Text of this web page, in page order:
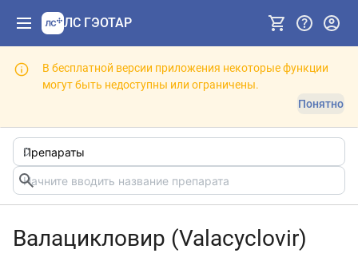
ЛС ГЭОТАР
В бесплатной версии приложения некоторые функции
могут быть недоступны или ограничены.
Понятно
Валацикловир (Valacyclovir)